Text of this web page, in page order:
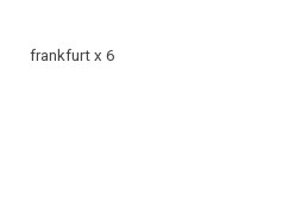
frankfurt x 6